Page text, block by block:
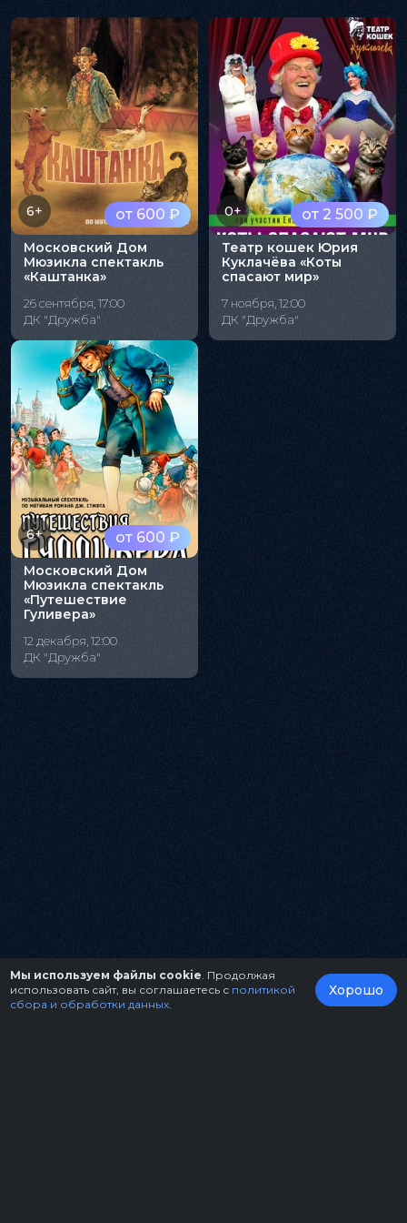
от 600 ₽
6+
Московский Дом
Мюзикла спектакль
«Каштанка»
26 сентября, 17:00
ДК "Дружба"
от 2 500 ₽
0+
Театр кошек Юрия
Куклачёва «Коты
спасают мир»
7 ноября, 12:00
ДК "Дружба"
от 600 ₽
6+
Московский Дом
Мюзикла спектакль
«Путешествие
Гуливера»
12 декабря, 12:00
ДК "Дружба"
Мы используем файлы cookie . Продолжая
использовать сайт, вы соглашаетесь с политикой
сбора и обработки данных
Хорошо